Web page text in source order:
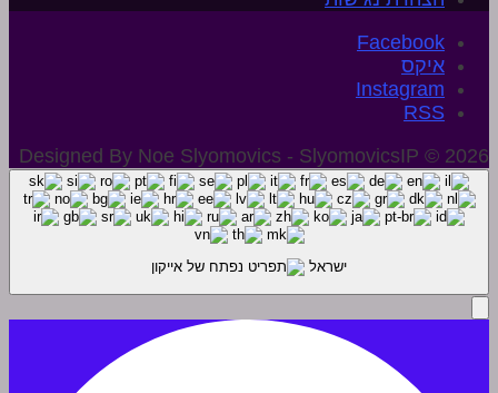
איקס
Instagram
Designed By Noe Slyomovics - SlyomovicsIP © 2026
ישראל